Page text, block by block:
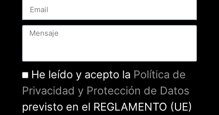
He leído y acepto la Política de
Privacidad y Protección de Datos
previsto en el REGLAMENTO (UE)